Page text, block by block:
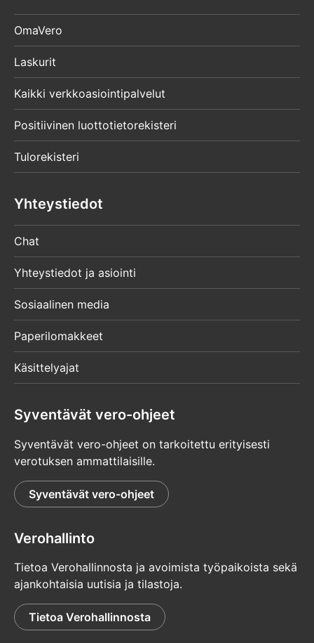
OmaVero
Laskurit
Kaikki verkkoasiointipalvelut
Positiivinen luottotietorekisteri
Tulorekisteri
Yhteystiedot
Chat
Yhteystiedot ja asiointi
Sosiaalinen media
Paperilomakkeet
Käsittelyajat
Syventävät vero-ohjeet
Syventävät vero-ohjeet on tarkoitettu erityisesti
verotuksen ammattilaisille.
Syventävät vero-ohjeet
Verohallinto
Tietoa Verohallinnosta ja avoimista työpaikoista sekä
ajankohtaisia uutisia ja tilastoja.
Tietoa Verohallinnosta